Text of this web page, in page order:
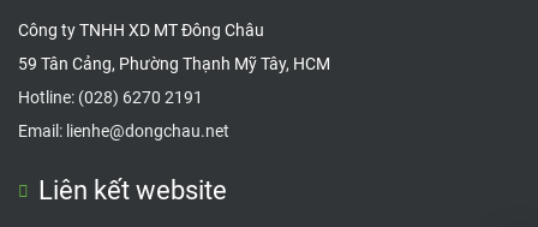
Công ty TNHH XD MT Đông Châu
59 Tân Cảng, Phường Thạnh Mỹ Tây, HCM
Hotline: (028) 6270 2191
Email: lienhe@dongchau.net
Liên kết website